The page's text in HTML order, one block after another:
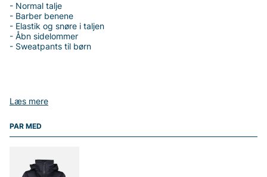
Læs mere
- Normal talje
- Barber benene
- Elastik og snøre i taljen
- Åbn sidelommer
- Sweatpants til børn
Tak fordi du handler i vores webshop. Besøg også vores butik i
Vingåker.
PAR MED